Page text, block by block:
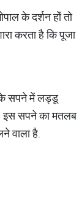
के दर्शन हों तो
करता है कि पूजा
के सपने में लड्डू
इस सपने का मतलब
वाला है.